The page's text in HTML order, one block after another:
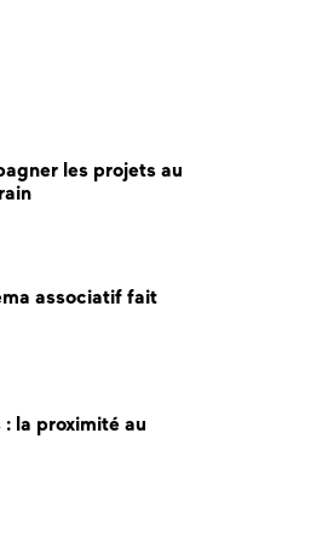
les projets au
associatif fait
la proximité au